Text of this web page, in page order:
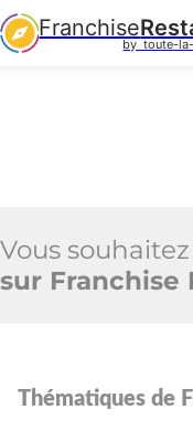
Franchise
by  toute-
Vous
sur Franchise
Thématiques de